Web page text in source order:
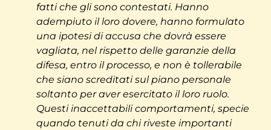
fatti che gli sono contestati. Hanno
adempiuto il loro dovere, hanno formulato
una ipotesi di accusa che dovrà essere
vagliata, nel rispetto delle garanzie della
difesa, entro il processo, e non è tollerabile
che siano screditati sul piano personale
soltanto per aver esercitato il loro ruolo.
Questi inaccettabili comportamenti, specie
quando tenuti da chi riveste importanti